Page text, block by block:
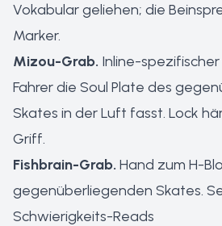
Vokabular geliehen; die
Marker.
Mizou-Grab. Inline-
Fahrer die Soul Plate des
Skates in der Luft fasst. Lock
Griff.
Fishbrain-Grab. Hand zum H-
gegenüberliegenden Skates.
Schwierigkeits-Reads